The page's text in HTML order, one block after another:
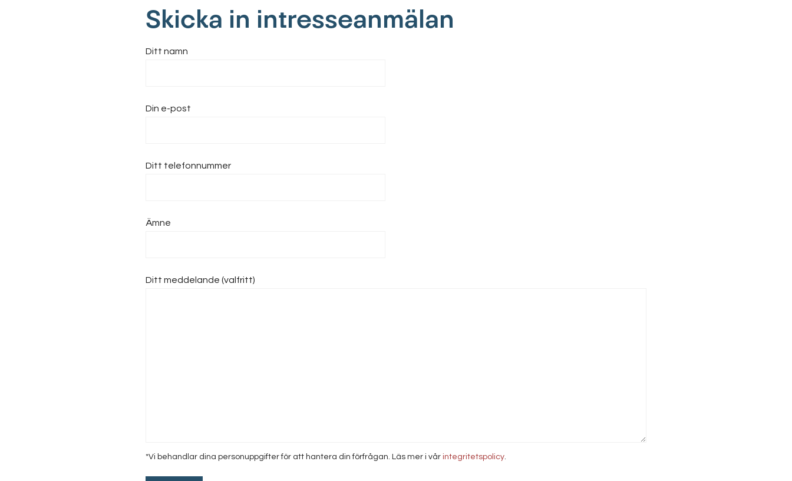
Skicka in intresseanmälan
Ditt namn
Din e-post
Ditt telefonnummer
Ämne
Ditt meddelande (valfritt)
*Vi behandlar dina personuppgifter för att hantera din förfrågan. Läs mer i vår integritetspolicy.